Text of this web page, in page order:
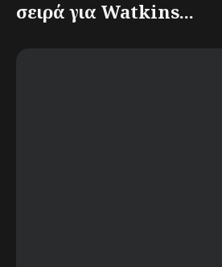
σειρά για Watkins...